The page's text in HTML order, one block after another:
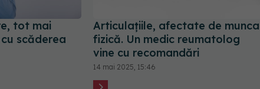
tot mai
scăderea
Articulațiile, afectate de munca
fizică. Un medic reumatolog
vine cu recomandări
14 mai 2025, 15:46